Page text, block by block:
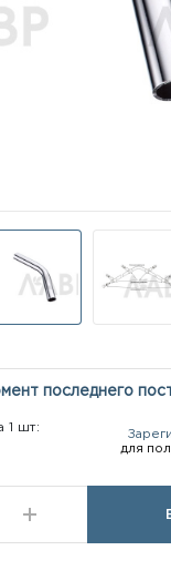
последнего
1 шт:
для